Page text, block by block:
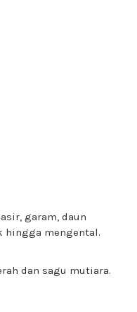
garam, daun
hingga mengental.
dan sagu mutiara.